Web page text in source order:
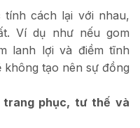
cách lại với nhau,
Ví dụ như nếu gom
lanh lợi và điềm tĩnh
không tạo nên sự đồng
trang phục, tư thế và